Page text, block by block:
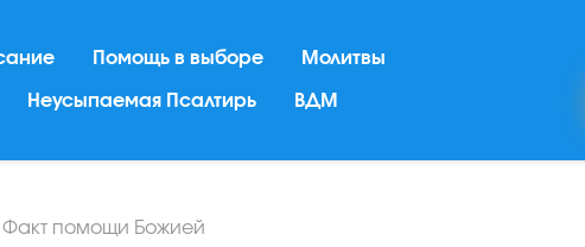
Помощь в выборе Молитвы
Неусыпаемая Псалтирь ВДМ
Факт помощи Божией